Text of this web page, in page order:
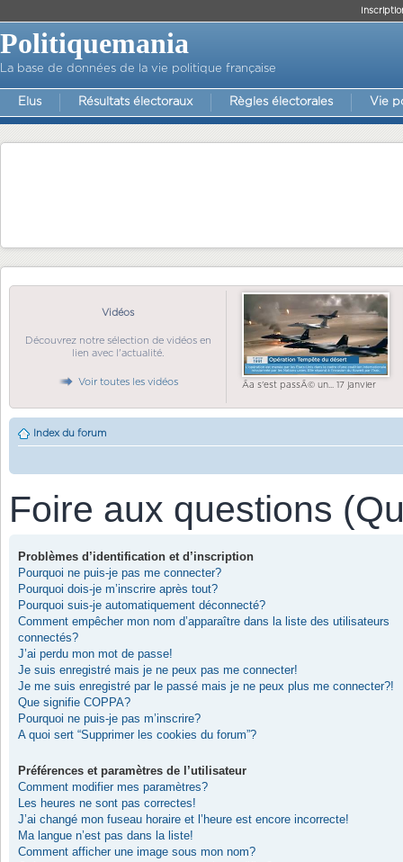
Politiquemania
La base de données de la vie politique française
Elus Résultats électoraux Règles électorales Vie
Vidéos
Découvrez notre sélection de vidéos en
lien avec l'actualité.
Voir toutes les vidéos Ãa s'est passÃ© un... 17 janvier
Index du forum
Foire aux questions
Problèmes d’identification et d’inscription
Pourquoi ne puis-je pas me connecter?
Pourquoi dois-je m’inscrire après tout?
Pourquoi suis-je automatiquement déconnecté?
Comment empêcher mon nom d’apparaître dans la liste des utilisateurs
connectés?
J’ai perdu mon mot de passe!
Je suis enregistré mais je ne peux pas me connecter!
Je me suis enregistré par le passé mais je ne peux plus me connecter?!
Que signifie COPPA?
Pourquoi ne puis-je pas m’inscrire?
A quoi sert “Supprimer les cookies du forum”?
Préférences et paramètres de l’utilisateur
Comment modifier mes paramètres?
Les heures ne sont pas correctes!
J’ai changé mon fuseau horaire et l’heure est encore incorrecte!
Ma langue n’est pas dans la liste!
Comment afficher une image sous mon nom?